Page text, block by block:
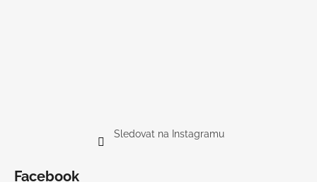
Sledovat na Instagramu
Facebook